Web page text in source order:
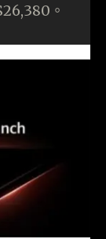
。